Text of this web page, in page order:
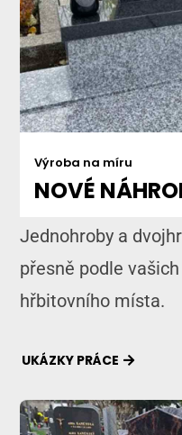
Výroba na míru
NOVÉ
Jednohroby a
přesně podle
hřbitovního místa.
UKÁZKY PRÁCE